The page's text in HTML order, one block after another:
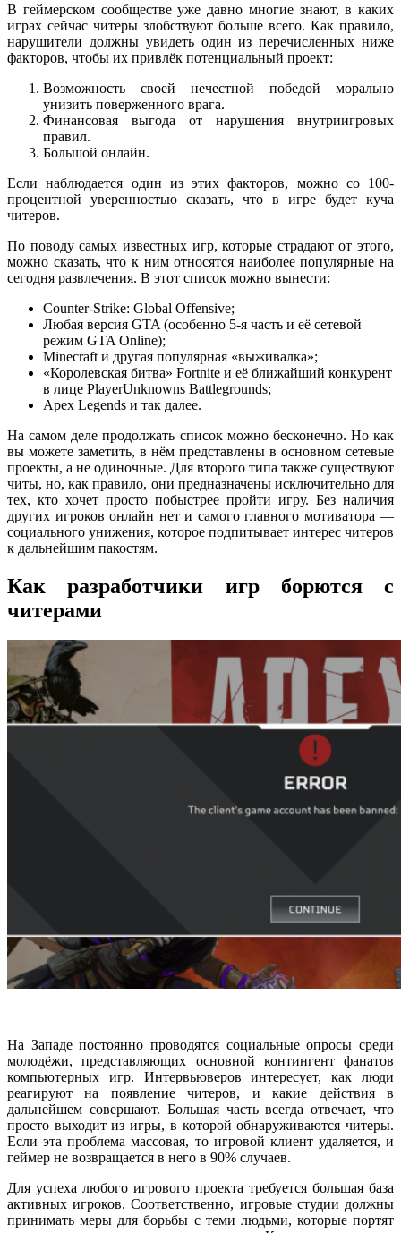
В геймерском сообществе уже давно многие знают, в каких
играх сейчас читеры злобствуют больше всего. Как правило,
нарушители должны увидеть один из перечисленных ниже
факторов, чтобы их привлёк потенциальный проект:
Возможность своей нечестной победой морально
унизить поверженного врага.
Финансовая выгода от нарушения внутриигровых
правил.
Большой онлайн.
Если наблюдается один из этих факторов, можно со 100-
процентной уверенностью сказать, что в игре будет куча
читеров.
По поводу самых известных игр, которые страдают от этого,
можно сказать, что к ним относятся наиболее популярные на
сегодня развлечения. В этот список можно вынести:
Counter-Strike: Global Offensive;
Любая версия GTA (особенно 5-я часть и её сетевой
режим GTA Online);
Minecraft и другая популярная «выживалка»;
«Королевская битва» Fortnite и её ближайший конкурент
в лице PlayerUnknowns Battlegrounds;
Apex Legends и так далее.
На самом деле продолжать список можно бесконечно. Но как
вы можете заметить, в нём представлены в основном сетевые
проекты, а не одиночные. Для второго типа также существуют
читы, но, как правило, они предназначены исключительно для
тех, кто хочет просто побыстрее пройти игру. Без наличия
других игроков онлайн нет и самого главного мотиватора —
социального унижения, которое подпитывает интерес читеров
к дальнейшим пакостям.
Как разработчики игр борются с
читерами
—
На Западе постоянно проводятся социальные опросы среди
молодёжи, представляющих основной контингент фанатов
компьютерных игр. Интервьюверов интересует, как люди
реагируют на появление читеров, и какие действия в
дальнейшем совершают. Большая часть всегда отвечает, что
просто выходит из игры, в которой обнаруживаются читеры.
Если эта проблема массовая, то игровой клиент удаляется, и
геймер не возвращается в него в 90% случаев.
Для успеха любого игрового проекта требуется большая база
активных игроков. Соответственно, игровые студии должны
принимать меры для борьбы с теми людьми, которые портят